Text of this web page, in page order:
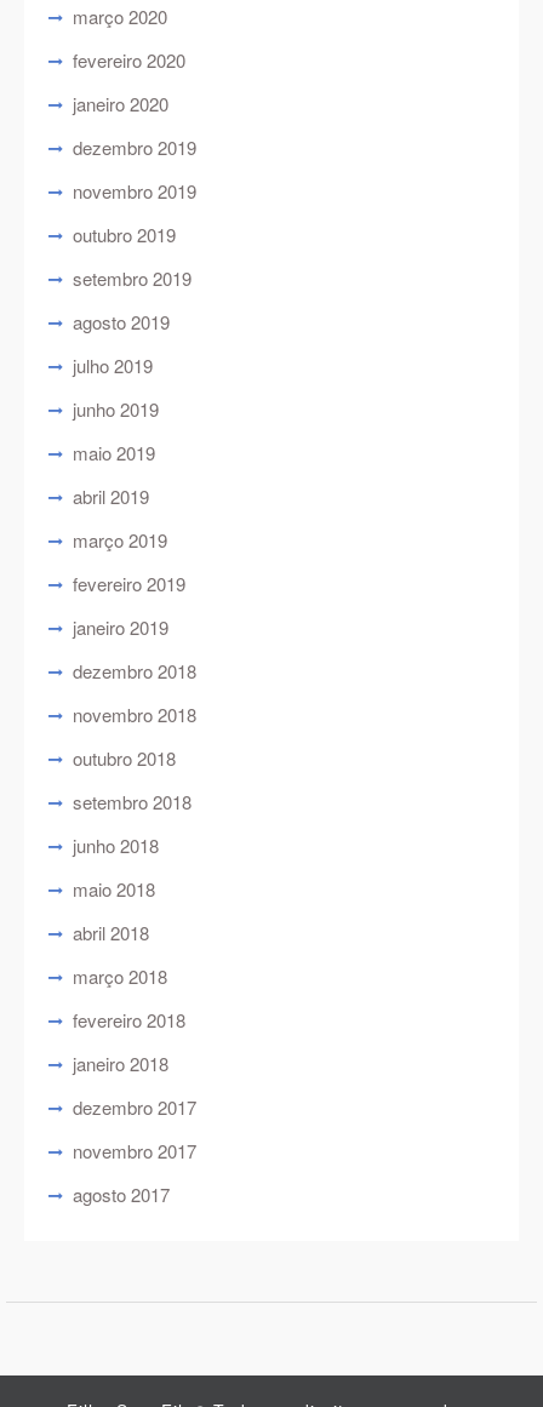
março 2020
fevereiro 2020
janeiro 2020
dezembro 2019
novembro 2019
outubro 2019
setembro 2019
agosto 2019
julho 2019
junho 2019
maio 2019
abril 2019
março 2019
fevereiro 2019
janeiro 2019
dezembro 2018
novembro 2018
outubro 2018
setembro 2018
junho 2018
maio 2018
abril 2018
março 2018
fevereiro 2018
janeiro 2018
dezembro 2017
novembro 2017
agosto 2017